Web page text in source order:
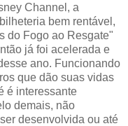
Channel, a
bem rentável,
do Fogo ao Resgate"
já foi acelerada e
ano. Funcionando
que dão suas vidas
é interessante
demais, não
desenvolvida ou até